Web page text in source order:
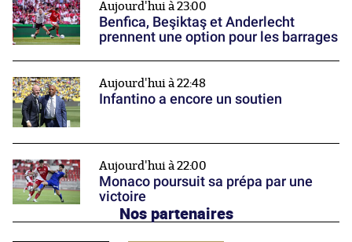
Aujourd'hui à 23:00
Benfica, Beşiktaş et Anderlecht
prennent une option pour les barrages
Aujourd'hui à 22:48
Infantino a encore un soutien
Aujourd'hui à 22:00
Monaco poursuit sa prépa par une
victoire
Nos partenaires